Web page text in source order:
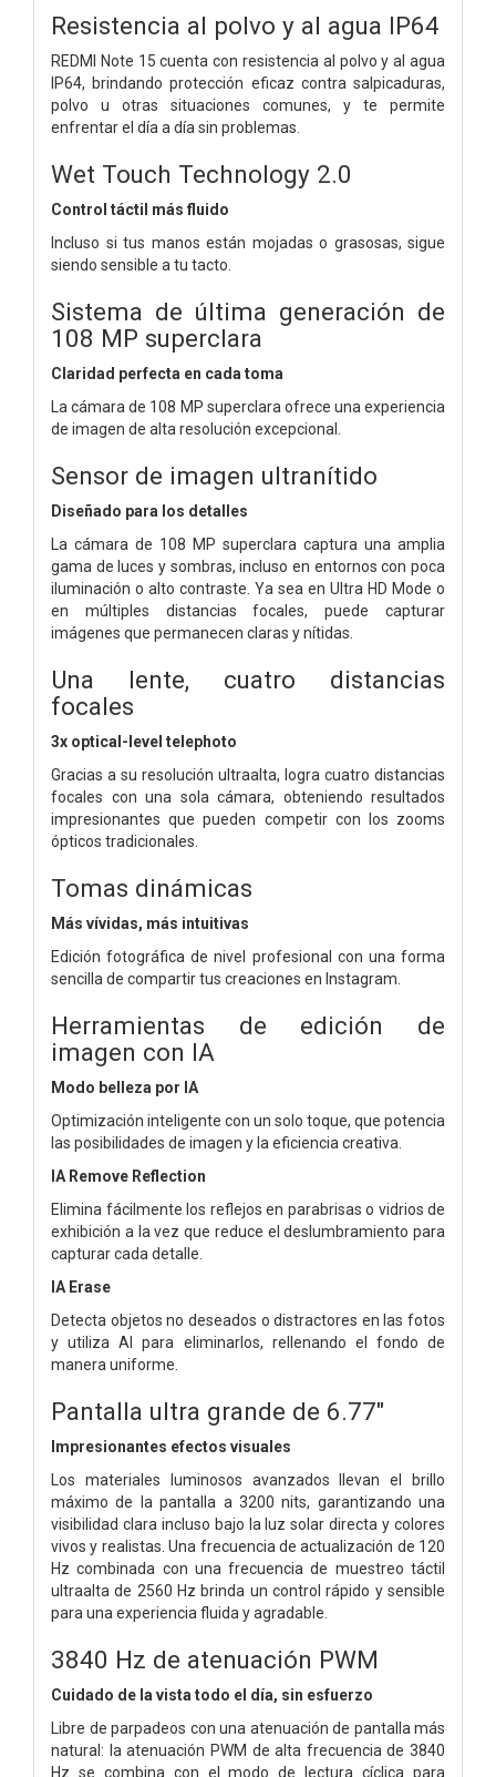
Resistencia al polvo y al agua IP64
REDMI Note 15 cuenta con resistencia al polvo y al agua
IP64, brindando protección eficaz contra salpicaduras,
polvo u otras situaciones comunes, y te permite
enfrentar el día a día sin problemas.
Wet Touch Technology 2.0
Control táctil más fluido
Incluso si tus manos están mojadas o grasosas, sigue
siendo sensible a tu tacto.
Sistema de última generación de
108 MP superclara
Claridad perfecta en cada toma
La cámara de 108 MP superclara ofrece una experiencia
de imagen de alta resolución excepcional.
Sensor de imagen ultranítido
Diseñado para los detalles
La cámara de 108 MP superclara captura una amplia
gama de luces y sombras, incluso en entornos con poca
iluminación o alto contraste. Ya sea en Ultra HD Mode o
en múltiples distancias focales, puede capturar
imágenes que permanecen claras y nítidas.
Una lente, cuatro distancias
focales
3x optical-level telephoto
Gracias a su resolución ultraalta, logra cuatro distancias
focales con una sola cámara, obteniendo resultados
impresionantes que pueden competir con los zooms
ópticos tradicionales.
Tomas dinámicas
Más vívidas, más intuitivas
Edición fotográfica de nivel profesional con una forma
sencilla de compartir tus creaciones en Instagram.
Herramientas de edición de
imagen con IA
Modo belleza por IA
Optimización inteligente con un solo toque, que potencia
las posibilidades de imagen y la eficiencia creativa.
IA Remove Reflection
Elimina fácilmente los reflejos en parabrisas o vidrios de
exhibición a la vez que reduce el deslumbramiento para
capturar cada detalle.
IA Erase
Detecta objetos no deseados o distractores en las fotos
y utiliza AI para eliminarlos, rellenando el fondo de
manera uniforme.
Pantalla ultra grande de 6.77"
Impresionantes efectos visuales
Los materiales luminosos avanzados llevan el brillo
máximo de la pantalla a 3200 nits, garantizando una
visibilidad clara incluso bajo la luz solar directa y colores
vivos y realistas. Una frecuencia de actualización de 120
Hz combinada con una frecuencia de muestreo táctil
ultraalta de 2560 Hz brinda un control rápido y sensible
para una experiencia fluida y agradable.
3840 Hz de atenuación PWM
Cuidado de la vista todo el día, sin esfuerzo
Libre de parpadeos con una atenuación de pantalla más
natural: la atenuación PWM de alta frecuencia de 3840
Hz se combina con el modo de lectura cíclica para